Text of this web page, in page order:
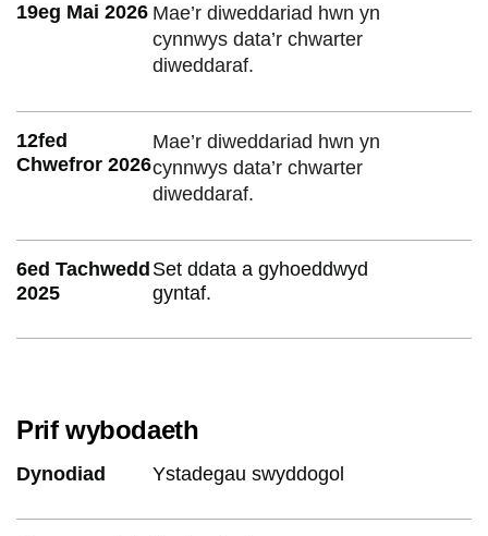
19eg Mai 2026 Mae’r diweddariad hwn yn
cynnwys data’r chwarter
diweddaraf.
12fed
Chwefror 2026
Mae’r diweddariad hwn yn
cynnwys data’r chwarter
diweddaraf.
6ed Tachwedd
2025
Set ddata a gyhoeddwyd
gyntaf.
Prif wybodaeth
Dynodiad Ystadegau swyddogol